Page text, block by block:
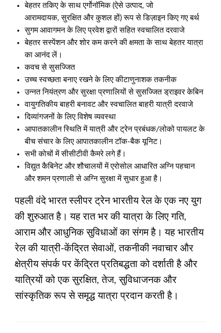
बेहतर तकिए के साथ एर्गोनॉमिक (ऐसे उत्पाद, जो
आरामदायक, सुरक्षित और कुशल हों) रूप से डिज़ाइन किए गए बर्थ
सुगम आवागमन के लिए प्रवेश द्वारों सहित स्वचालित दरवाजे
बेहतर सस्पेंशन और शोर कम करने की क्षमता के साथ बेहतर यात्रा
का आनंद लें।
कवच से सुसज्जित
उच्च स्वच्छता बनाए रखने के लिए कीटाणुनाशक तकनीक
उन्नत नियंत्रण और सुरक्षा प्रणालियों से सुसज्जित ड्राइवर केबिन
वायुगतिकीय बाहरी बनावट और स्वचालित बाहरी यात्री दरवाजे
दिव्यांगजनों के लिए विशेष व्यवस्था
आपातकालीन स्थिति में यात्री और ट्रेन प्रबंधक/लोको पायलट के
बीच संचार के लिए आपातकालीन टॉक-बैक यूनिट।
सभी कोचों में सीसीटीवी कैमरे लगे हैं।
विद्युत कैबिनेट और शौचालयों में एरोसोल आधारित अग्नि पहचान
और शमन प्रणाली से अग्नि सुरक्षा में सुधार हुआ है।
पहली वंदे भारत स्लीपर ट्रेन भारतीय रेल के एक नए युग
की शुरुआत है। यह रात भर की यात्रा के लिए गति,
आराम और आधुनिक सुविधाओं का संगम है। यह भारतीय
रेल की यात्री-केंद्रित सेवाओं, तकनीकी नवाचार और
क्षेत्रीय संपर्क पर केंद्रित प्रतिबद्धता को दर्शाती है और
यात्रियों को एक सुरक्षित, तेज, सुविधाजनक और
सांस्कृतिक रूप से समृद्ध यात्रा प्रदान करती है।